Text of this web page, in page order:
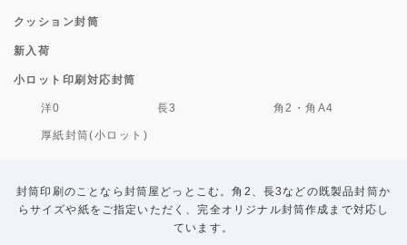
クッション封筒
新入荷
小ロット印刷対応封筒
洋0 長3 角2・角A4
厚紙封筒(小ロット)
封筒印刷のことなら封筒屋どっとこむ。角2、長3などの既製品封筒か
らサイズや紙をご指定いただく、完全オリジナル封筒作成まで対応し
ています。